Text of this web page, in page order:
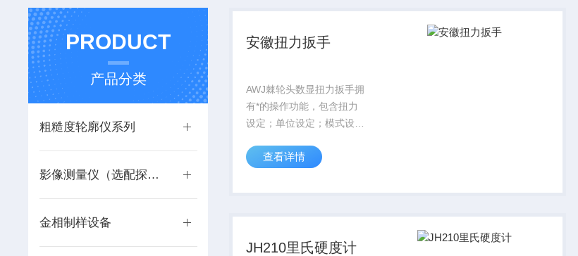
PRODUCT
产品分类
粗糙度轮廓仪系列
影像测量仪（选配探针）
金相制样设备
安徽扭力扳手
AWJ棘轮头数显扭力扳手拥
有*的操作功能，包含扭力
设定；单位设定；模式设
数值输出以及用户校正功
字显示屏降低了对操作人员
查看详情
JH210里氏硬度计